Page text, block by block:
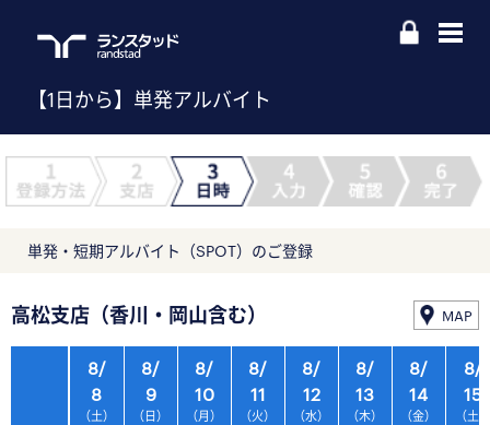
【1日から】単発アルバイト
単発・短期アルバイト（SPOT）のご登録
高松支店（香川・岡山含む） MAP
8/
8
（土）
8/
9
（日）
8/
10
（月）
8/
11
（火）
8/
12
（水）
8/
13
（木）
8/
14
（金）
8/
15
（土）